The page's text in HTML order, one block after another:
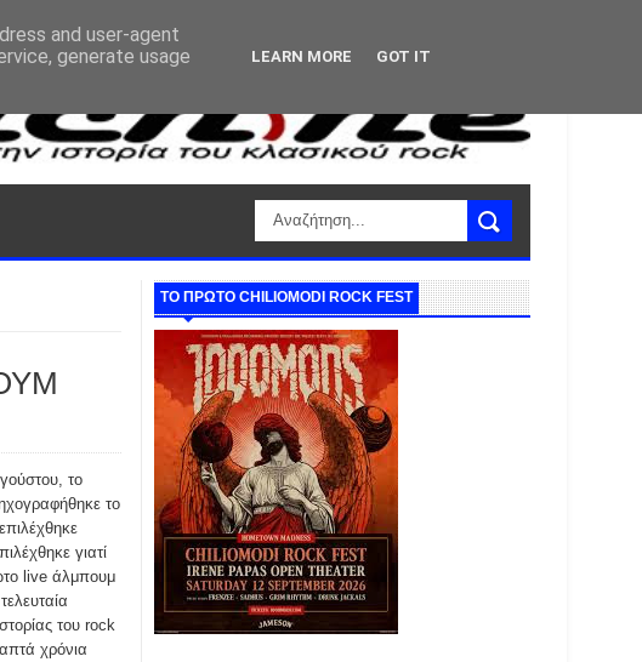
το
το
γιατί
live άλμπουμ
του rock
χρόνια
ΤΟ ΠΡΩΤΟ CHILIOMODI ROCK FEST
and user-agent
generate usage
LEARN MORE GOT IT